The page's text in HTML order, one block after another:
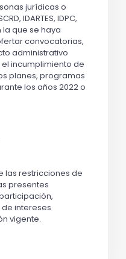
jurídicas o
IDARTES, IDPC,
la que se haya
convocatorias,
administrativo
incumplimiento de
planes, programas
los años 2022 o
las restricciones de
presentes
intereses
vigente.